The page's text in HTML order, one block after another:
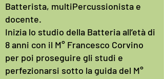
Batterista, multiPercussionista e
docente.
Inizia lo studio della Batteria all’età di
8 anni con il M° Francesco Corvino
per poi proseguire gli studi e
perfezionarsi sotto la guida del M°